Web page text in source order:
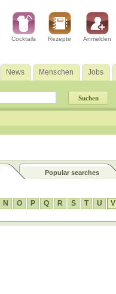
Cocktails Rezepte Anmelden
News Menschen Jobs
Popular searches
N O P Q R S T U V